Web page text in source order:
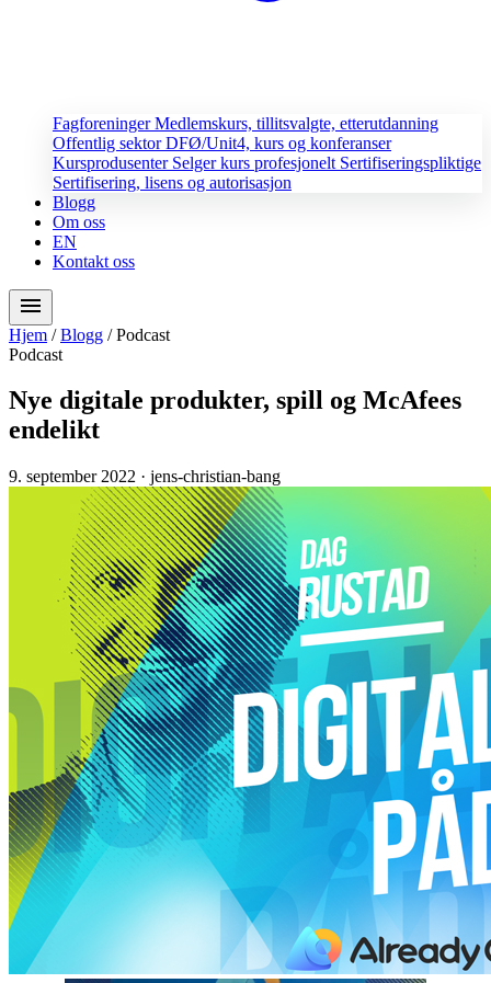
FagforeningerMedlemskurs, tillitsvalgte, etterutdanning
Offentlig sektorDFØ/Unit4, kurs og konferanser
Kursprodusenter Selger kurs profesjonelt Sertifiseringspliktige
Sertifisering, lisens og autorisasjon
Blogg
Om oss
EN
Kontakt oss
menu
Hjem / Blogg / Podcast
Podcast
Nye digitale produkter, spill og McAfees
endelikt
9. september 2022 · jens-christian-bang